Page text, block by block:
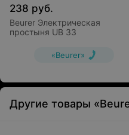
238 руб.
Beurer Электрическая
простыня UB 33
«Beurer»
Другие товары